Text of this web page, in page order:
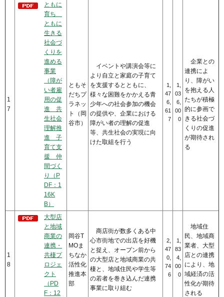
1
7
ともに
育ち
ともに
生きる
社会づ
くりを
進める
事業
（障が
い者雇
用の促
進 共
生社会
理解推
進 子
育て支
援 仲
間づく
り（P
DF：1
16K
B）
ともそ
だちプ
ラネッ
ト（岡
谷市）
イベントや講演会等に
より自立と家庭の子育て
を支援するとともに、
様々な困難をかかえる青
少年への社会参加の機会
の提供や、企業における
障がい者の理解の促進
等、共生社会の実現に向
けた取組を行う
1,
47
6,
61
7
1,
03
6,
00
0
企業との
連携によ
り、障がい
を抱える人
たちが積極
的に参画で
きる社会づ
くりの促進
が期待され
る
1
8
大型店
と地域
商業の
連携・
共棲プ
ロジェ
クト
（PD
F：12
岡谷T
MOま
ちなか
活性化
推進本
部
商店街が数多くある中
心市街地での出店を好機
と捉え、オープン前から
の大型店と地域商業の共
棲と、地域住民や学生等
の若者を巻き込んだ連携
事業に取り組む
2,
47
0,
74
6
1,
83
4,
00
0
地域住
民、地域商
業者、大型
店との連携
により、地
域経済の活
性化が期待
される